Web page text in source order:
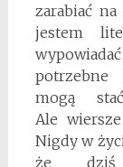
zarabiać
jestem
mogą
Ale
Nigdy w
że dziś